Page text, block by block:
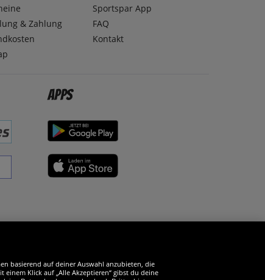
& Zahlung
Sportspar App
FAQ
Kontakt
Apps
basierend auf deiner Auswahl anzubieten, die
Klick auf „Alle Akzeptieren“ gibst du deine